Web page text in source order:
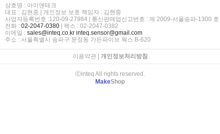
상호명 : 아이앤테크
대표 : 김현중 | 개인정보 보호 책임자 : 김현중
사업자등록번호 :120-09-27984 | 통신판매업신고번호 : 제 2009-서울송파-1300 호
전화 : 02-2047-0380 | 팩스 : 02-2047-0382
이메일 : sales@inteq.co.kr inteq.sensor@gmail.com
주소 : 서울특별시 송파구 문정동 가든파이브 웍스 B-620
이용약관| 개인정보처리방침
ⓒinteq All rights reserved.
MakeShop